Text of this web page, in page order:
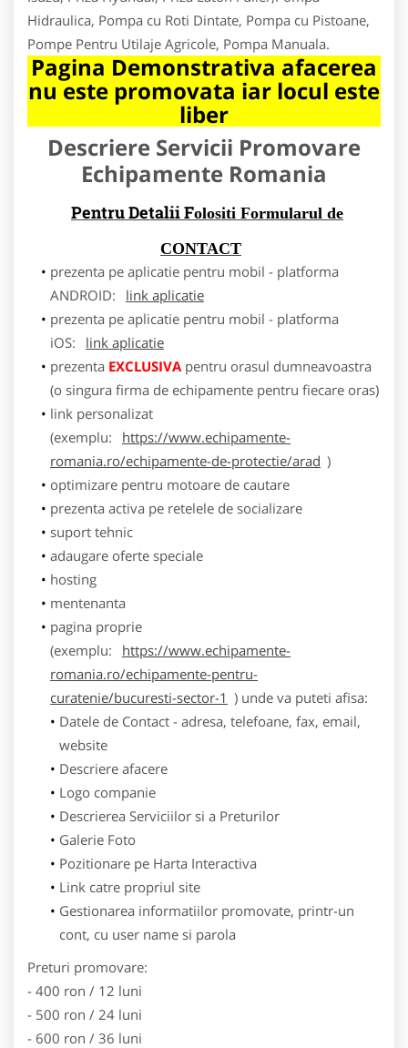
Hidraulica, Pompa cu Roti Dintate, Pompa cu Pistoane,
Pompe Pentru Utilaje Agricole, Pompa Manuala.
Pagina Demonstrativa afacerea
nu este promovata iar locul este
liber
Descriere Servicii Promovare
Echipamente Romania
Pentru Detalii Folositi Formularul de
CONTACT
prezenta pe aplicatie pentru mobil - platforma
ANDROID:
link aplicatie
prezenta pe aplicatie pentru mobil - platforma
iOS:
link aplicatie
prezenta EXCLUSIVApentru orasul dumneavoastra
(o singura firma de echipamente pentru fiecare oras)
link personalizat
(exemplu:
https://www.echipamente-
romania.ro/echipamente-de-protectie/arad )
optimizare pentru motoare de cautare
prezenta activa pe retelele de socializare
suport tehnic
adaugare oferte speciale
hosting
mentenanta
pagina proprie
(exemplu:
https://www.echipamente-
romania.ro/echipamente-pentru-
curatenie/bucuresti-sector-1 ) unde va puteti afisa:
Datele de Contact - adresa, telefoane, fax, email,
website
Descriere afacere
Logo companie
Descrierea Serviciilor si a Preturilor
Galerie Foto
Pozitionare pe Harta Interactiva
Link catre propriul site
Gestionarea informatiilor promovate, printr-un
cont, cu user name si parola
Preturi promovare:
- 400 ron / 12 luni
- 500 ron / 24 luni
- 600 ron / 36 luni